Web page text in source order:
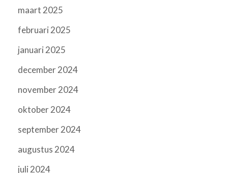
maart 2025
februari 2025
januari 2025
december 2024
november 2024
oktober 2024
september 2024
augustus 2024
juli 2024